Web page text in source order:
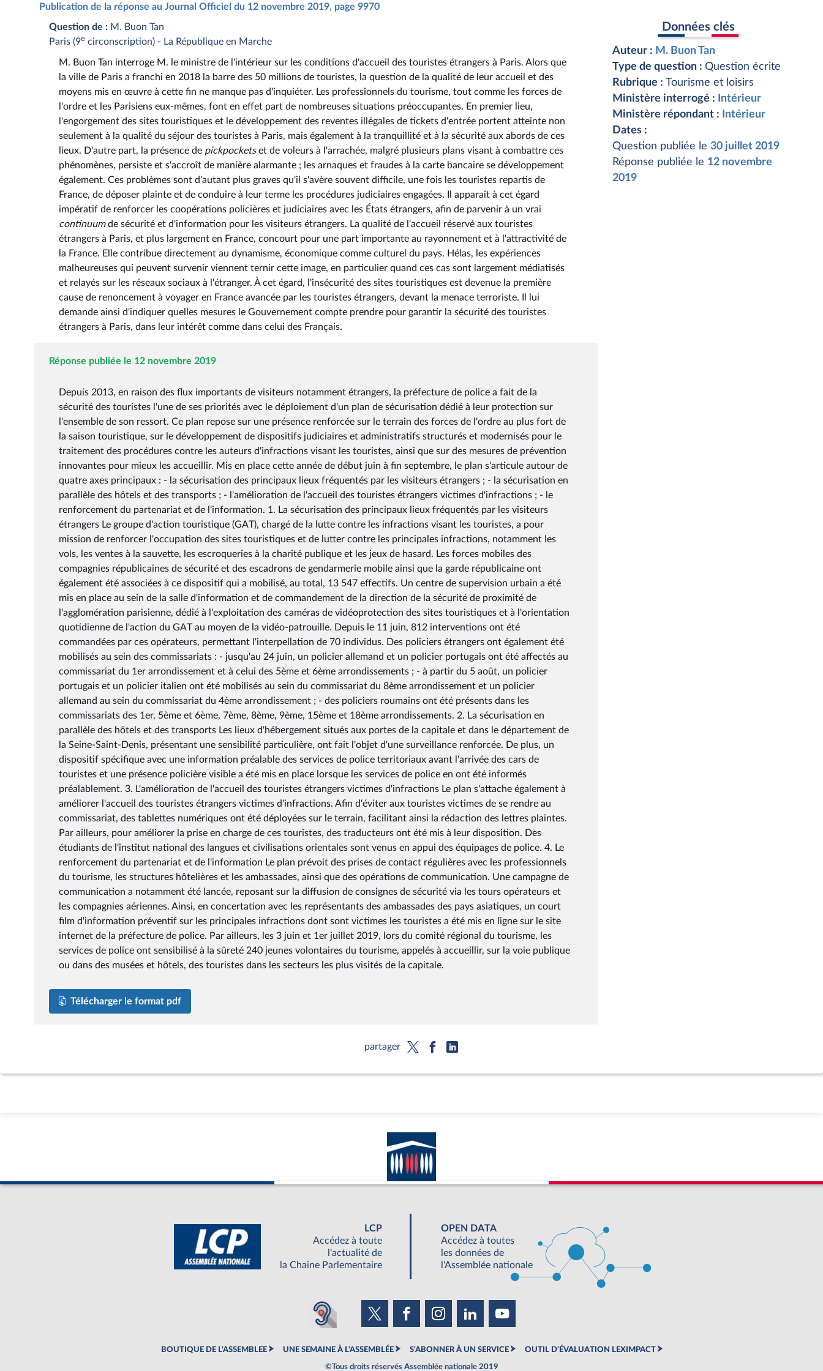
Publication de la réponse au Journal Officiel du 12 novembre 2019, page 9970
Question de : M. Buon Tan
Paris (9e circonscription) - La République en Marche
M. Buon Tan interroge M. le ministre de l'intérieur sur les conditions d'accueil des touristes étrangers à Paris. Alors que
la ville de Paris a franchi en 2018 la barre des 50 millions de touristes, la question de la qualité de leur accueil et des
moyens mis en œuvre à cette fin ne manque pas d'inquiéter. Les professionnels du tourisme, tout comme les forces de
l'ordre et les Parisiens eux-mêmes, font en effet part de nombreuses situations préoccupantes. En premier lieu,
l'engorgement des sites touristiques et le développement des reventes illégales de tickets d'entrée portent atteinte non
seulement à la qualité du séjour des touristes à Paris, mais également à la tranquillité et à la sécurité aux abords de ces
lieux. D'autre part, la présence de pickpocketset de voleurs à l'arrachée, malgré plusieurs plans visant à combattre ces
phénomènes, persiste et s'accroît de manière alarmante ; les arnaques et fraudes à la carte bancaire se développement
également. Ces problèmes sont d'autant plus graves qu'il s'avère souvent difficile, une fois les touristes repartis de
France, de déposer plainte et de conduire à leur terme les procédures judiciaires engagées. Il apparaît à cet égard
impératif de renforcer les coopérations policières et judiciaires avec les États étrangers, afin de parvenir à un vrai
continuumde sécurité et d'information pour les visiteurs étrangers. La qualité de l'accueil réservé aux touristes
étrangers à Paris, et plus largement en France, concourt pour une part importante au rayonnement et à l'attractivité de
la France. Elle contribue directement au dynamisme, économique comme culturel du pays. Hélas, les expériences
malheureuses qui peuvent survenir viennent ternir cette image, en particulier quand ces cas sont largement médiatisés
et relayés sur les réseaux sociaux à l'étranger. À cet égard, l'insécurité des sites touristiques est devenue la première
cause de renoncement à voyager en France avancée par les touristes étrangers, devant la menace terroriste. Il lui
demande ainsi d'indiquer quelles mesures le Gouvernement compte prendre pour garantir la sécurité des touristes
étrangers à Paris, dans leur intérêt comme dans celui des Français.
Réponse publiée le 12 novembre 2019
Depuis 2013, en raison des flux importants de visiteurs notamment étrangers, la préfecture de police a fait de la
sécurité des touristes l'une de ses priorités avec le déploiement d'un plan de sécurisation dédié à leur protection sur
l'ensemble de son ressort. Ce plan repose sur une présence renforcée sur le terrain des forces de l'ordre au plus fort de
la saison touristique, sur le développement de dispositifs judiciaires et administratifs structurés et modernisés pour le
traitement des procédures contre les auteurs d'infractions visant les touristes, ainsi que sur des mesures de prévention
innovantes pour mieux les accueillir. Mis en place cette année de début juin à fin septembre, le plan s'articule autour de
quatre axes principaux : - la sécurisation des principaux lieux fréquentés par les visiteurs étrangers ; - la sécurisation en
parallèle des hôtels et des transports ; - l'amélioration de l'accueil des touristes étrangers victimes d'infractions ; - le
renforcement du partenariat et de l'information. 1. La sécurisation des principaux lieux fréquentés par les visiteurs
étrangers Le groupe d'action touristique (GAT), chargé de la lutte contre les infractions visant les touristes, a pour
mission de renforcer l'occupation des sites touristiques et de lutter contre les principales infractions, notamment les
vols, les ventes à la sauvette, les escroqueries à la charité publique et les jeux de hasard. Les forces mobiles des
compagnies républicaines de sécurité et des escadrons de gendarmerie mobile ainsi que la garde républicaine ont
également été associées à ce dispositif qui a mobilisé, au total, 13 547 effectifs. Un centre de supervision urbain a été
mis en place au sein de la salle d'information et de commandement de la direction de la sécurité de proximité de
l'agglomération parisienne, dédié à l'exploitation des caméras de vidéoprotection des sites touristiques et à l'orientation
quotidienne de l'action du GAT au moyen de la vidéo-patrouille. Depuis le 11 juin, 812 interventions ont été
commandées par ces opérateurs, permettant l'interpellation de 70 individus. Des policiers étrangers ont également été
mobilisés au sein des commissariats : - jusqu'au 24 juin, un policier allemand et un policier portugais ont été affectés au
commissariat du 1er arrondissement et à celui des 5ème et 6ème arrondissements ; - à partir du 5 août, un policier
portugais et un policier italien ont été mobilisés au sein du commissariat du 8ème arrondissement et un policier
allemand au sein du commissariat du 4ème arrondissement ; - des policiers roumains ont été présents dans les
commissariats des 1er, 5ème et 6ème, 7ème, 8ème, 9ème, 15ème et 18ème arrondissements. 2. La sécurisation en
parallèle des hôtels et des transports Les lieux d'hébergement situés aux portes de la capitale et dans le département de
la Seine-Saint-Denis, présentant une sensibilité particulière, ont fait l'objet d'une surveillance renforcée. De plus, un
dispositif spécifique avec une information préalable des services de police territoriaux avant l'arrivée des cars de
touristes et une présence policière visible a été mis en place lorsque les services de police en ont été informés
préalablement. 3. L'amélioration de l'accueil des touristes étrangers victimes d'infractions Le plan s'attache également à
améliorer l'accueil des touristes étrangers victimes d'infractions. Afin d'éviter aux touristes victimes de se rendre au
commissariat, des tablettes numériques ont été déployées sur le terrain, facilitant ainsi la rédaction des lettres plaintes.
Par ailleurs, pour améliorer la prise en charge de ces touristes, des traducteurs ont été mis à leur disposition. Des
étudiants de l'institut national des langues et civilisations orientales sont venus en appui des équipages de police. 4. Le
renforcement du partenariat et de l'information Le plan prévoit des prises de contact régulières avec les professionnels
du tourisme, les structures hôtelières et les ambassades, ainsi que des opérations de communication. Une campagne de
communication a notamment été lancée, reposant sur la diffusion de consignes de sécurité via les tours opérateurs et
les compagnies aériennes. Ainsi, en concertation avec les représentants des ambassades des pays asiatiques, un court
film d'information préventif sur les principales infractions dont sont victimes les touristes a été mis en ligne sur le site
internet de la préfecture de police. Par ailleurs, les 3 juin et 1er juillet 2019, lors du comité régional du tourisme, les
services de police ont sensibilisé à la sûreté 240 jeunes volontaires du tourisme, appelés à accueillir, sur la voie publique
ou dans des musées et hôtels, des touristes dans les secteurs les plus visités de la capitale.
Télécharger le format pdf
Données clés
Auteur : M. Buon Tan
Type de question : Question écrite
Rubrique : Tourisme et loisirs
Ministère interrogé :
Intérieur
Ministère répondant :
Intérieur
Dates :
Question publiée le 30 juillet 2019
Réponse publiée le 12 novembre
2019
partager
LCP
Accédez à toute
l'actualité de
la Chaine Parlementaire
OPEN DATA
Accédez à toutes
les données de
l'Assemblée nationale
BOUTIQUE DE L'ASSEMBLEE UNE SEMAINE À L'ASSEMBLÉE S'ABONNER À UN SERVICE OUTIL D'ÉVALUATION LEXIMPACT
©Tous droits réservés Assemblée nationale 2019